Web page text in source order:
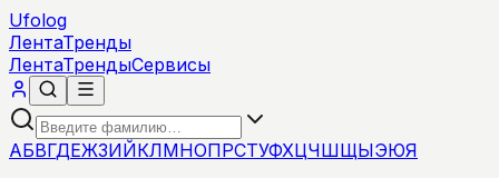
Ufolog
ЛентаТренды
ЛентаТрендыСервисы
АБВГДЕЖЗИЙКЛМНОПРСТУФХЦЧШЩЫЭЮЯ